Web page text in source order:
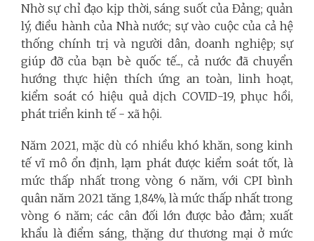
Nhờ sự chỉ đạo kịp thời, sáng suốt của Đảng; quản
lý, điều hành của Nhà nước; sự vào cuộc của cả hệ
thống chính trị và người dân, doanh nghiệp; sự
giúp đỡ của bạn bè quốc tế..., cả nước đã chuyển
hướng thực hiện thích ứng an toàn, linh hoạt,
kiểm soát có hiệu quả dịch COVID-19, phục hồi,
phát triển kinh tế - xã hội.
Năm 2021, mặc dù có nhiều khó khăn, song kinh
tế vĩ mô ổn định, lạm phát được kiểm soát tốt, là
mức thấp nhất trong vòng 6 năm, với CPI bình
quân năm 2021 tăng 1,84%, là mức thấp nhất trong
vòng 6 năm; các cân đối lớn được bảo đảm; xuất
khẩu là điểm sáng, thặng dư thương mại ở mức